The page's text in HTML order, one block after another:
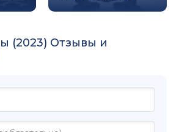
(2023) Отзывы и